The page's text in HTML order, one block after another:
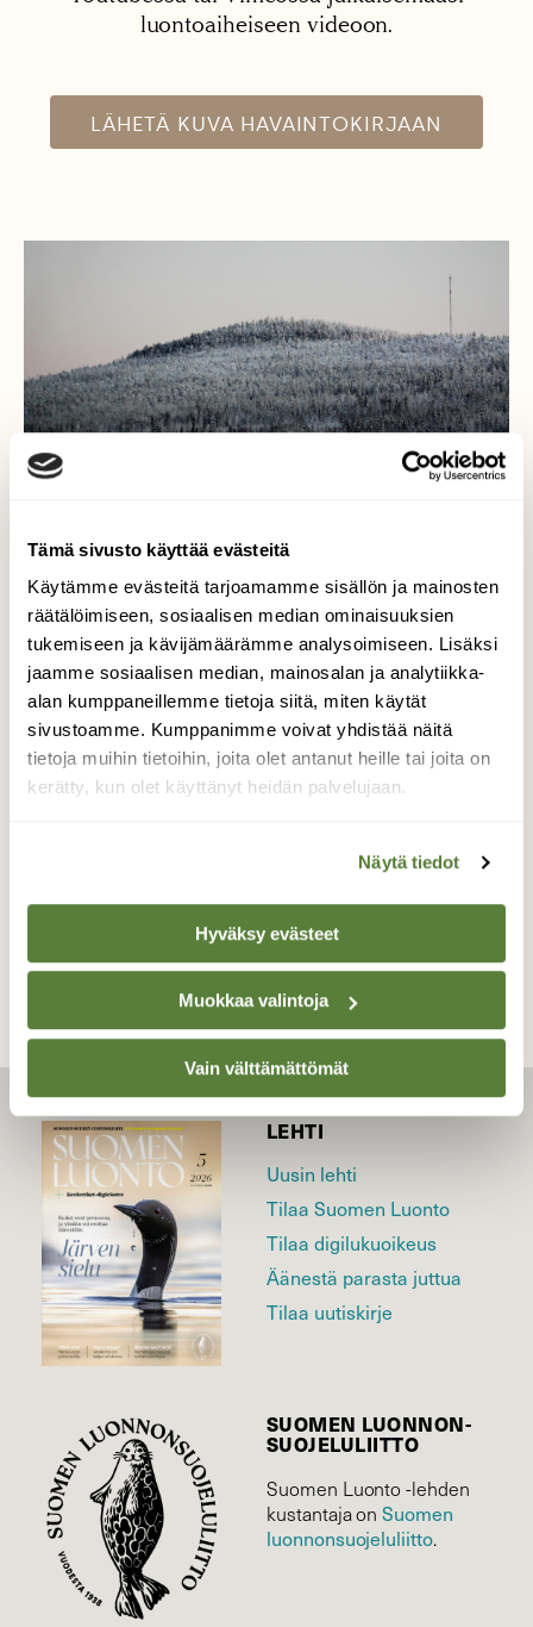
Tämä sivusto käyttää evästeitä
Käytämme evästeitä tarjoamamme sisällön ja mainosten
räätälöimiseen, sosiaalisen median ominaisuuksien
tukemiseen ja kävijämäärämme analysoimiseen. Lisäksi
jaamme sosiaalisen median, mainosalan ja analytiikka-
alan kumppaneillemme tietoja siitä, miten käytät
sivustoamme. Kumppanimme voivat yhdistää näitä
tietoja muihin tietoihin, joita olet antanut heille tai joita on
kerätty, kun olet käyttänyt heidän palvelujaan.
Näytä tiedot
Hyväksy evästeet
Muokkaa valintoja
Vain välttämättömät
luontoaiheiseen videoon.
LÄHETÄ KUVA HAVAINTOKIRJAAN
Aavasaksa
Ma 20.12. hieno talvipäivä, Tornionjokivarsi
Torniosta Kolariin talvisissa maisemissa.
Valokuvaaja: Pirkko Siukonen, Ylitornio 20.12.2021
TAKAISIN LISTAAN
LEHTI
Uusin lehti
Tilaa Suomen Luonto
Tilaa digilukuoikeus
Äänestä parasta juttua
Tilaa uutiskirje
SUOMEN LUONNON­
SUOJELU­LIITTO
Suomen Luonto -lehden
kustantaja onSuomen
luonnonsuojelu­liitto.